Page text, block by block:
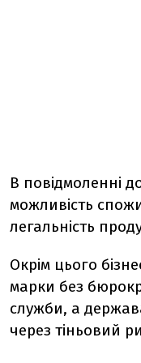
В повідмоленні
можливість
легальність
Окрім цього
марки без
служби, а
через тіньовий